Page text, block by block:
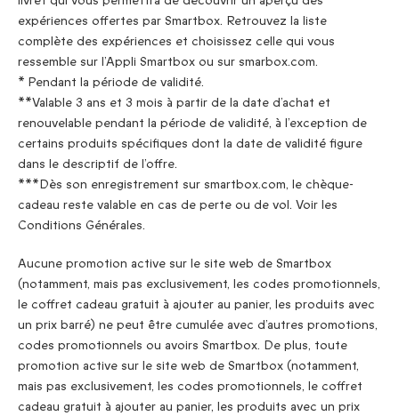
expériences offertes par Smartbox. Retrouvez la liste
complète des expériences et choisissez celle qui vous
ressemble sur l’Appli Smartbox ou sur smarbox.com.
* Pendant la période de validité.
**Valable 3 ans et 3 mois à partir de la date d’achat et
renouvelable pendant la période de validité, à l’exception de
certains produits spécifiques dont la date de validité figure
dans le descriptif de l’offre.
***Dès son enregistrement sur smartbox.com, le chèque-
cadeau reste valable en cas de perte ou de vol. Voir les
Conditions Générales.
Aucune promotion active sur le site web de Smartbox
(notamment, mais pas exclusivement, les codes promotionnels,
le coffret cadeau gratuit à ajouter au panier, les produits avec
un prix barré) ne peut être cumulée avec d’autres promotions,
codes promotionnels ou avoirs Smartbox. De plus, toute
promotion active sur le site web de Smartbox (notamment,
mais pas exclusivement, les codes promotionnels, le coffret
cadeau gratuit à ajouter au panier, les produits avec un prix